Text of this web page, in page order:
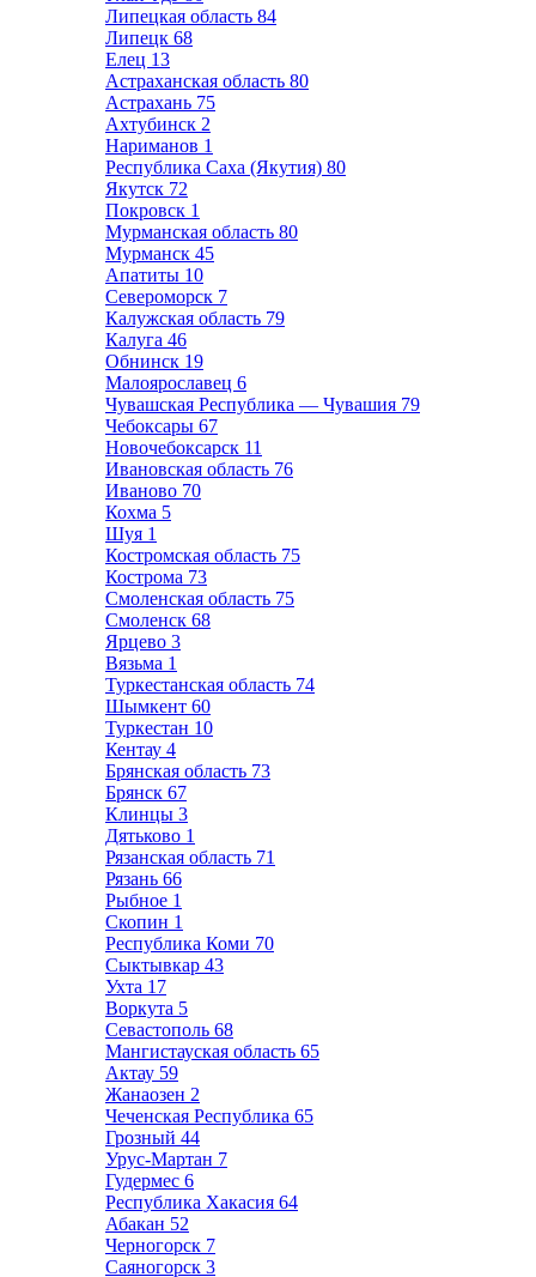
Липецкая область 84
Липецк 68
Елец 13
Астраханская область 80
Астрахань 75
Ахтубинск 2
Нариманов 1
Республика Саха (Якутия) 80
Якутск 72
Покровск 1
Мурманская область 80
Мурманск 45
Апатиты 10
Североморск 7
Калужская область 79
Калуга 46
Обнинск 19
Малоярославец 6
Чувашская Республика — Чувашия 79
Чебоксары 67
Новочебоксарск 11
Ивановская область 76
Иваново 70
Кохма 5
Шуя 1
Костромская область 75
Кострома 73
Смоленская область 75
Смоленск 68
Ярцево 3
Вязьма 1
Туркестанская область 74
Шымкент 60
Туркестан 10
Кентау 4
Брянская область 73
Брянск 67
Клинцы 3
Дятьково 1
Рязанская область 71
Рязань 66
Рыбное 1
Скопин 1
Республика Коми 70
Сыктывкар 43
Ухта 17
Воркута 5
Севастополь 68
Мангистауская область 65
Актау 59
Жанаозен 2
Чеченская Республика 65
Грозный 44
Урус-Мартан 7
Гудермес 6
Республика Хакасия 64
Абакан 52
Черногорск 7
Саяногорск 3